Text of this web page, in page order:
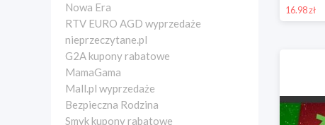
Nowa Era
RTV EURO AGD wyprzedaże
nieprzeczytane.pl
G2A kupony rabatowe
MamaGama
Mall.pl wyprzedaże
Bezpieczna Rodzina
Smyk kupony rabatowe
16.98 zł